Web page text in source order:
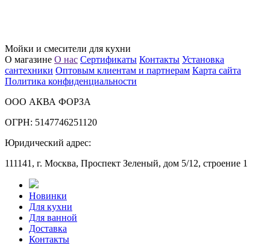
Мойки и смесители для кухни
О магазине О нас Сертификаты Контакты Установка
сантехники Оптовым клиентам и партнерам Карта сайта
Политика конфиденциальности
ООО АКВА ФОРЗА
ОГРН: 5147746251120
Юридический адрес:
111141, г. Москва, Проспект Зеленый, дом 5/12, строение 1
Новинки
Для кухни
Для ванной
Доставка
Контакты